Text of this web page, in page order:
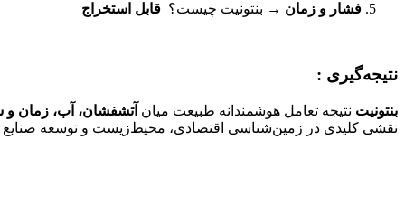
فشار و زمان → بنتونیت چیست؟ قابل استخراج
نتیجه‌گیری :
بنتونیت نتیجه تعامل هوشمندانه طبیعت میان آتشفشان، آب، زمان
نقشی کلیدی در زمین‌شناسی اقتصادی، محیط‌زیست و توسعه صنایع